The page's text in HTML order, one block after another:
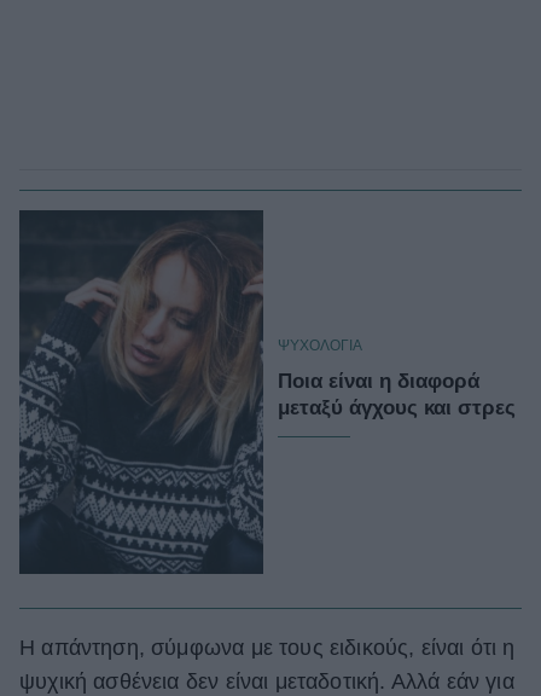
ΨΥΧΟΛΟΓΙΑ
Ποια είναι η διαφορά
μεταξύ άγχους και στρες
Η απάντηση, σύμφωνα με τους ειδικούς, είναι ότι η
ψυχική ασθένεια δεν είναι μεταδοτική. Αλλά εάν για